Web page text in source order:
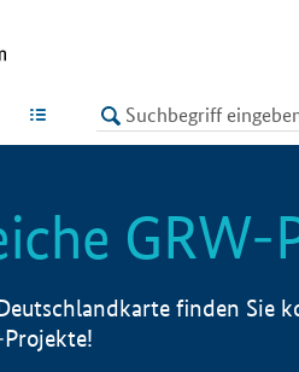
LISTE
GRW-
finden Sie